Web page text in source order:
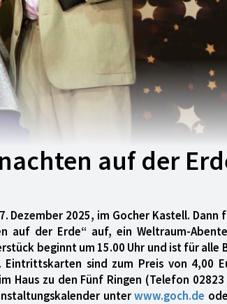
auf der
Dezember 2025, im Gocher Kastell. Dann
auf der Erde“ auf, ein Weltraum-
beginnt um 15.00 Uhr und ist für alle
sind zum Preis von 4,00
Haus zu den Fünf Ringen (Telefon
unterwww.goch.de